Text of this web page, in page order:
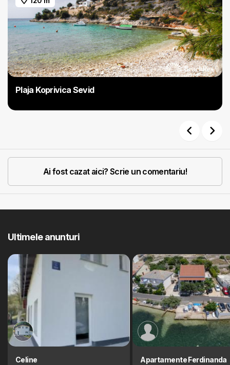
Plaja Koprivica Sevid
Ai fost cazat aici? Scrie un comentariu!
Ultimele anunturi
Celine Apartamente Ferdinanda